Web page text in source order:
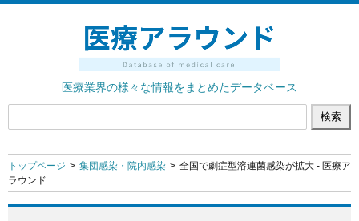
医療業界の様々な情報をまとめたデータベース
トップページ 集団感染・院内感染
全国で劇症型溶連菌感染が拡大 - 医療ア
ラウンド